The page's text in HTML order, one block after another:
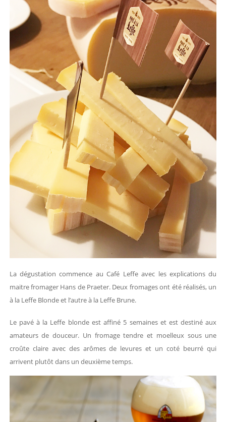
La dégustation commence au Café Leffe avec les explications du
maitre fromager Hans de Praeter. Deux fromages ont été réalisés, un
à la Leffe Blonde et l’autre à la Leffe Brune.
Le pavé à la Leffe blonde est affiné 5 semaines et est destiné aux
amateurs de douceur. Un fromage tendre et moelleux sous une
croûte claire avec des arômes de levures et un coté beurré qui
arrivent plutôt dans un deuxième temps.